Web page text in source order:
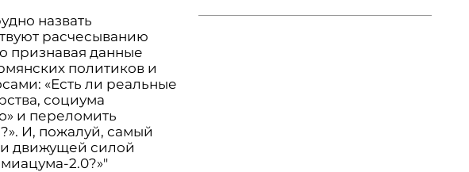
назвать
расчесыванию
признавая данные
политиков и
«Есть ли реальные
социума
и переломить
И, пожалуй, самый
и движущей силой
2.0?»"